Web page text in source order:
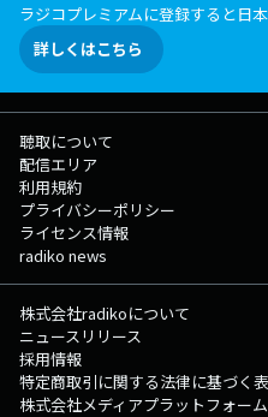
ラジコプレミアムに登録すると日
詳しくはこちら
聴取について
配信エリア
利用規約
プライバシーポリシー
ライセンス情報
radiko news
株式会社radikoについて
ニュースリリース
採用情報
特定商取引に関する法律に基づく
株式会社メディアプラットフォー